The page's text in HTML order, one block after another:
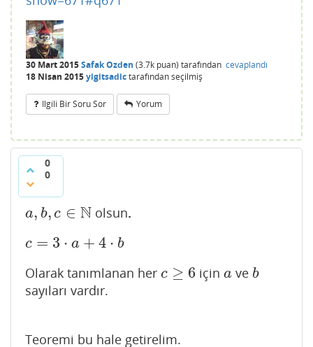
30 Mart 2015Safak Ozden (3.7k puan) tarafından cevaplandı
18 Nisan 2015yigitsadictarafındanseçilmiş
Ilgili Bir Soru Sor Yorum
0
0
a, b, c ∈ N
a,b,c∈ N olsun.
c = 3 ⋅ a + 4 ⋅ b
c =3⋅ a+4⋅ b
Olarak tanımlanan her c ≥ 6
c≥6 içina
a ve b
b
sayıları vardır.
Teoremi bu hale getirelim.